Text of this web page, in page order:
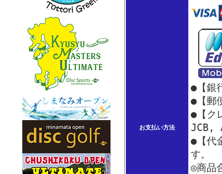
お支払い方法
●【銀
●【郵
●【ク
JCB,
●【代
す。
◎商品